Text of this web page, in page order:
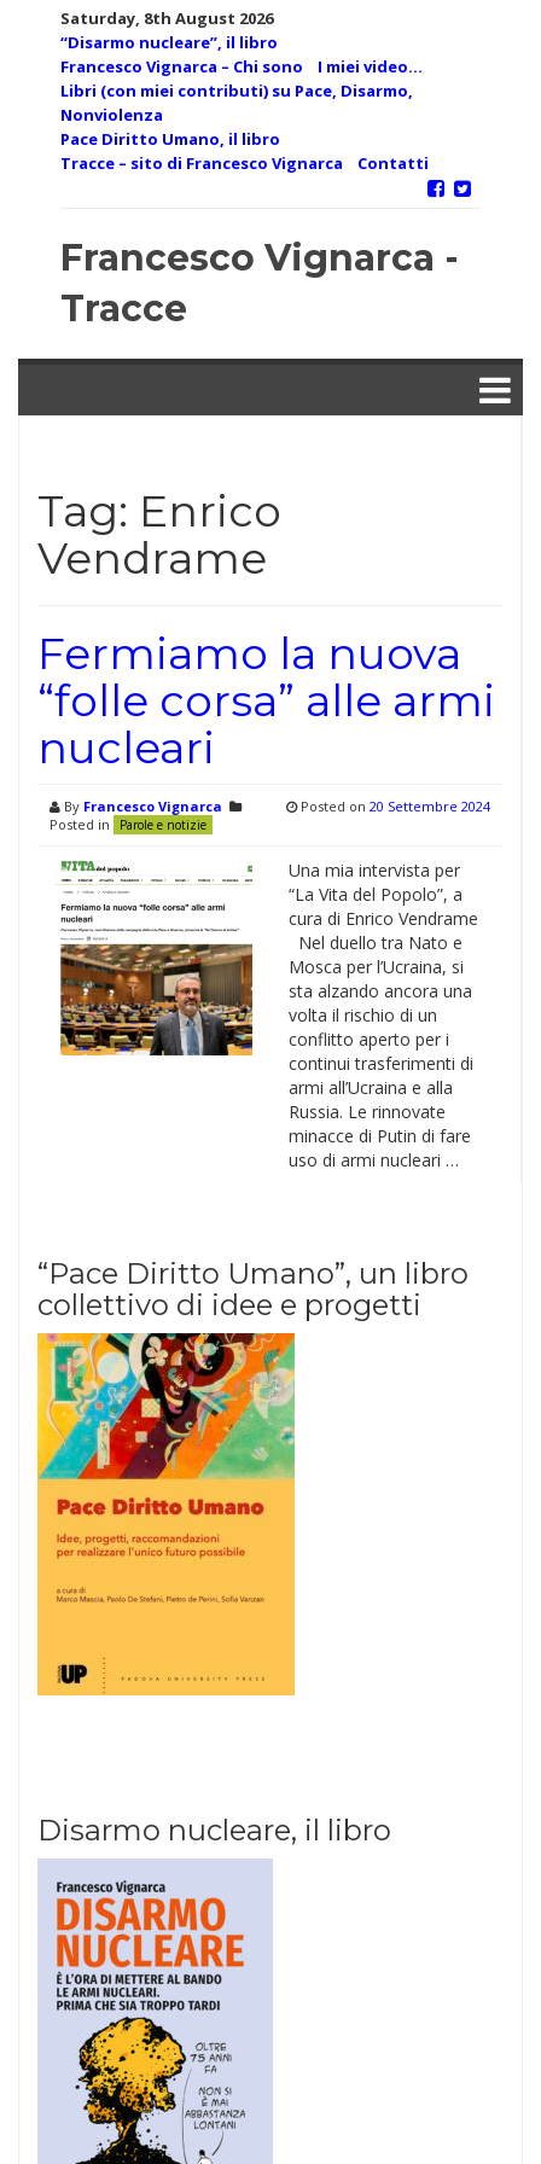
Saturday, 8th August 2026
“Disarmo nucleare”, il libro
Francesco Vignarca – Chi sono
I miei video…
Libri (con miei contributi) su Pace, Disarmo,
Nonviolenza
Pace Diritto Umano, il libro
Tracce – sito di Francesco Vignarca
Contatti
Francesco Vignarca -
Tracce
Tag: Enrico
Vendrame
Fermiamo la nuova
“folle corsa” alle armi
nucleari
By Francesco Vignarca
Posted in
Parole e notizie
Posted on 20 Settembre 2024
Una mia intervista per
“La Vita del Popolo”, a
cura di Enrico Vendrame
Nel duello tra Nato e
Mosca per l’Ucraina, si
sta alzando ancora una
volta il rischio di un
conflitto aperto per i
continui trasferimenti di
armi all’Ucraina e alla
Russia. Le rinnovate
minacce di Putin di fare
uso di armi nucleari …
“Pace Diritto Umano”, un libro
collettivo di idee e progetti
Disarmo nucleare, il libro